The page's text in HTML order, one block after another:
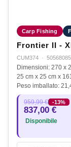
Carp Fishing
Frontier II -
CUM374 ·
Dimensioni: 270 x
25 cm x 25 cm x
Peso imballato:
959,99 € -13%
837,00 €
Disponibile